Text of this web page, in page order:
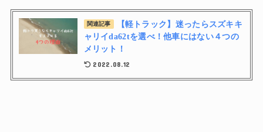
関連記事
【軽トラック】迷ったらスズキキ
ャリイda62tを選べ！他車にはない４つの
メリット！
2022.08.12